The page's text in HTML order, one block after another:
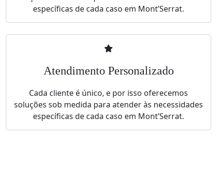
específicas de cada caso em Mont’Serrat.
Atendimento Personalizado
Cada cliente é único, e por isso oferecemos
soluções sob medida para atender às necessidades
específicas de cada caso em Mont’Serrat.